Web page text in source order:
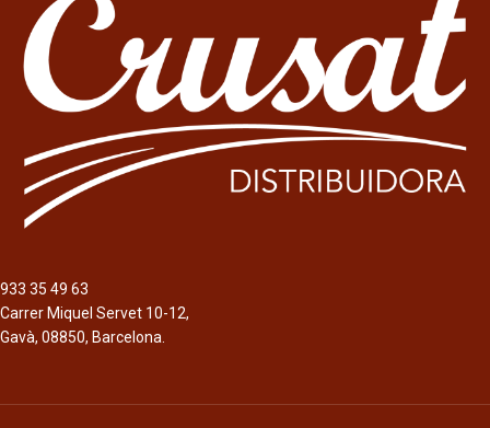
Bebidas alcohol mix de origen
estadounidense, de 5% alc./vol., que
cuentan con diversos sabores.
933 35 49 63
Carrer Miquel Servet 10-12,
Gavà, 08850, Barcelona.